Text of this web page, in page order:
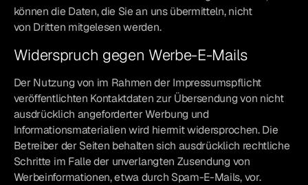
können die Daten, die Sie an uns übermitteln, nicht
von Dritten mitgelesen werden.
Widerspruch gegen Werbe-E-Mails
Der Nutzung von im Rahmen der Impressumspflicht
veröffentlichten Kontaktdaten zur Übersendung von nicht
ausdrücklich angeforderter Werbung und
Informationsmaterialien wird hiermit widersprochen. Die
Betreiber der Seiten behalten sich ausdrücklich rechtliche
Schritte im Falle der unverlangten Zusendung von
Werbeinformationen, etwa durch Spam-E-Mails, vor.